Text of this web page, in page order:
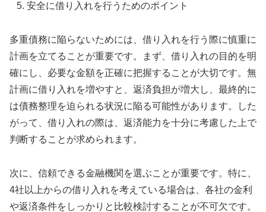
安全に借り入れを行うためのポイント
多重債務に陥らないためには、借り入れを行う際に慎重に
計画を立てることが重要です。まず、借り入れの目的を明
確にし、必要な金額を正確に把握することが大切です。無
計画に借り入れを増やすと、返済負担が増大し、最終的に
は債務整理を迫られる状況に陥る可能性があります。した
がって、借り入れの際は、返済能力を十分に考慮した上で
判断することが求められます。
次に、信頼できる金融機関を選ぶことが重要です。特に、
4社以上からの借り入れを考えている場合は、各社の金利
や返済条件をしっかりと比較検討することが不可欠です。